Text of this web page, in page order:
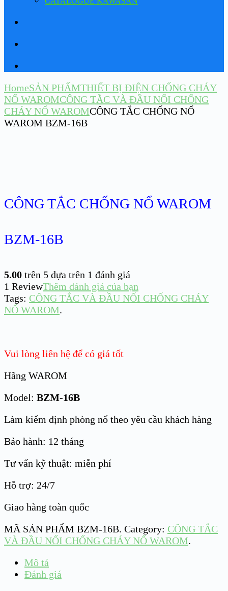
HomeSẢN PHẨMTHIẾT BỊ ĐIỆN CHỐNG CHÁY
NỔ WAROMCÔNG TẮC VÀ ĐẦU NỐI CHỐNG
CHÁY NỔ WAROMCÔNG TẮC CHỐNG NỔ
WAROM BZM-16B
CÔNG TẮC CHỐNG NỔ WAROM
BZM-16B
5.00 trên 5 dựa trên 1 đánh giá
1 ReviewThêm đánh giá của bạn
Tags: CÔNG TẮC VÀ ĐẦU NỐI CHỐNG CHÁY
NỔ WAROM.
Vui lòng liên hệ để có giá tốt
Hãng WAROM
Model: BZM-16B
Làm kiểm định phòng nổ theo yêu cầu khách hàng
Bảo hành: 12 tháng
Tư vấn kỹ thuật: miễn phí
Hỗ trợ: 24/7
Giao hàng toàn quốc
MÃ SẢN PHẨM BZM-16B. Category: CÔNG TẮC
VÀ ĐẦU NỐI CHỐNG CHÁY NỔ WAROM.
Mô tả
Đánh giá